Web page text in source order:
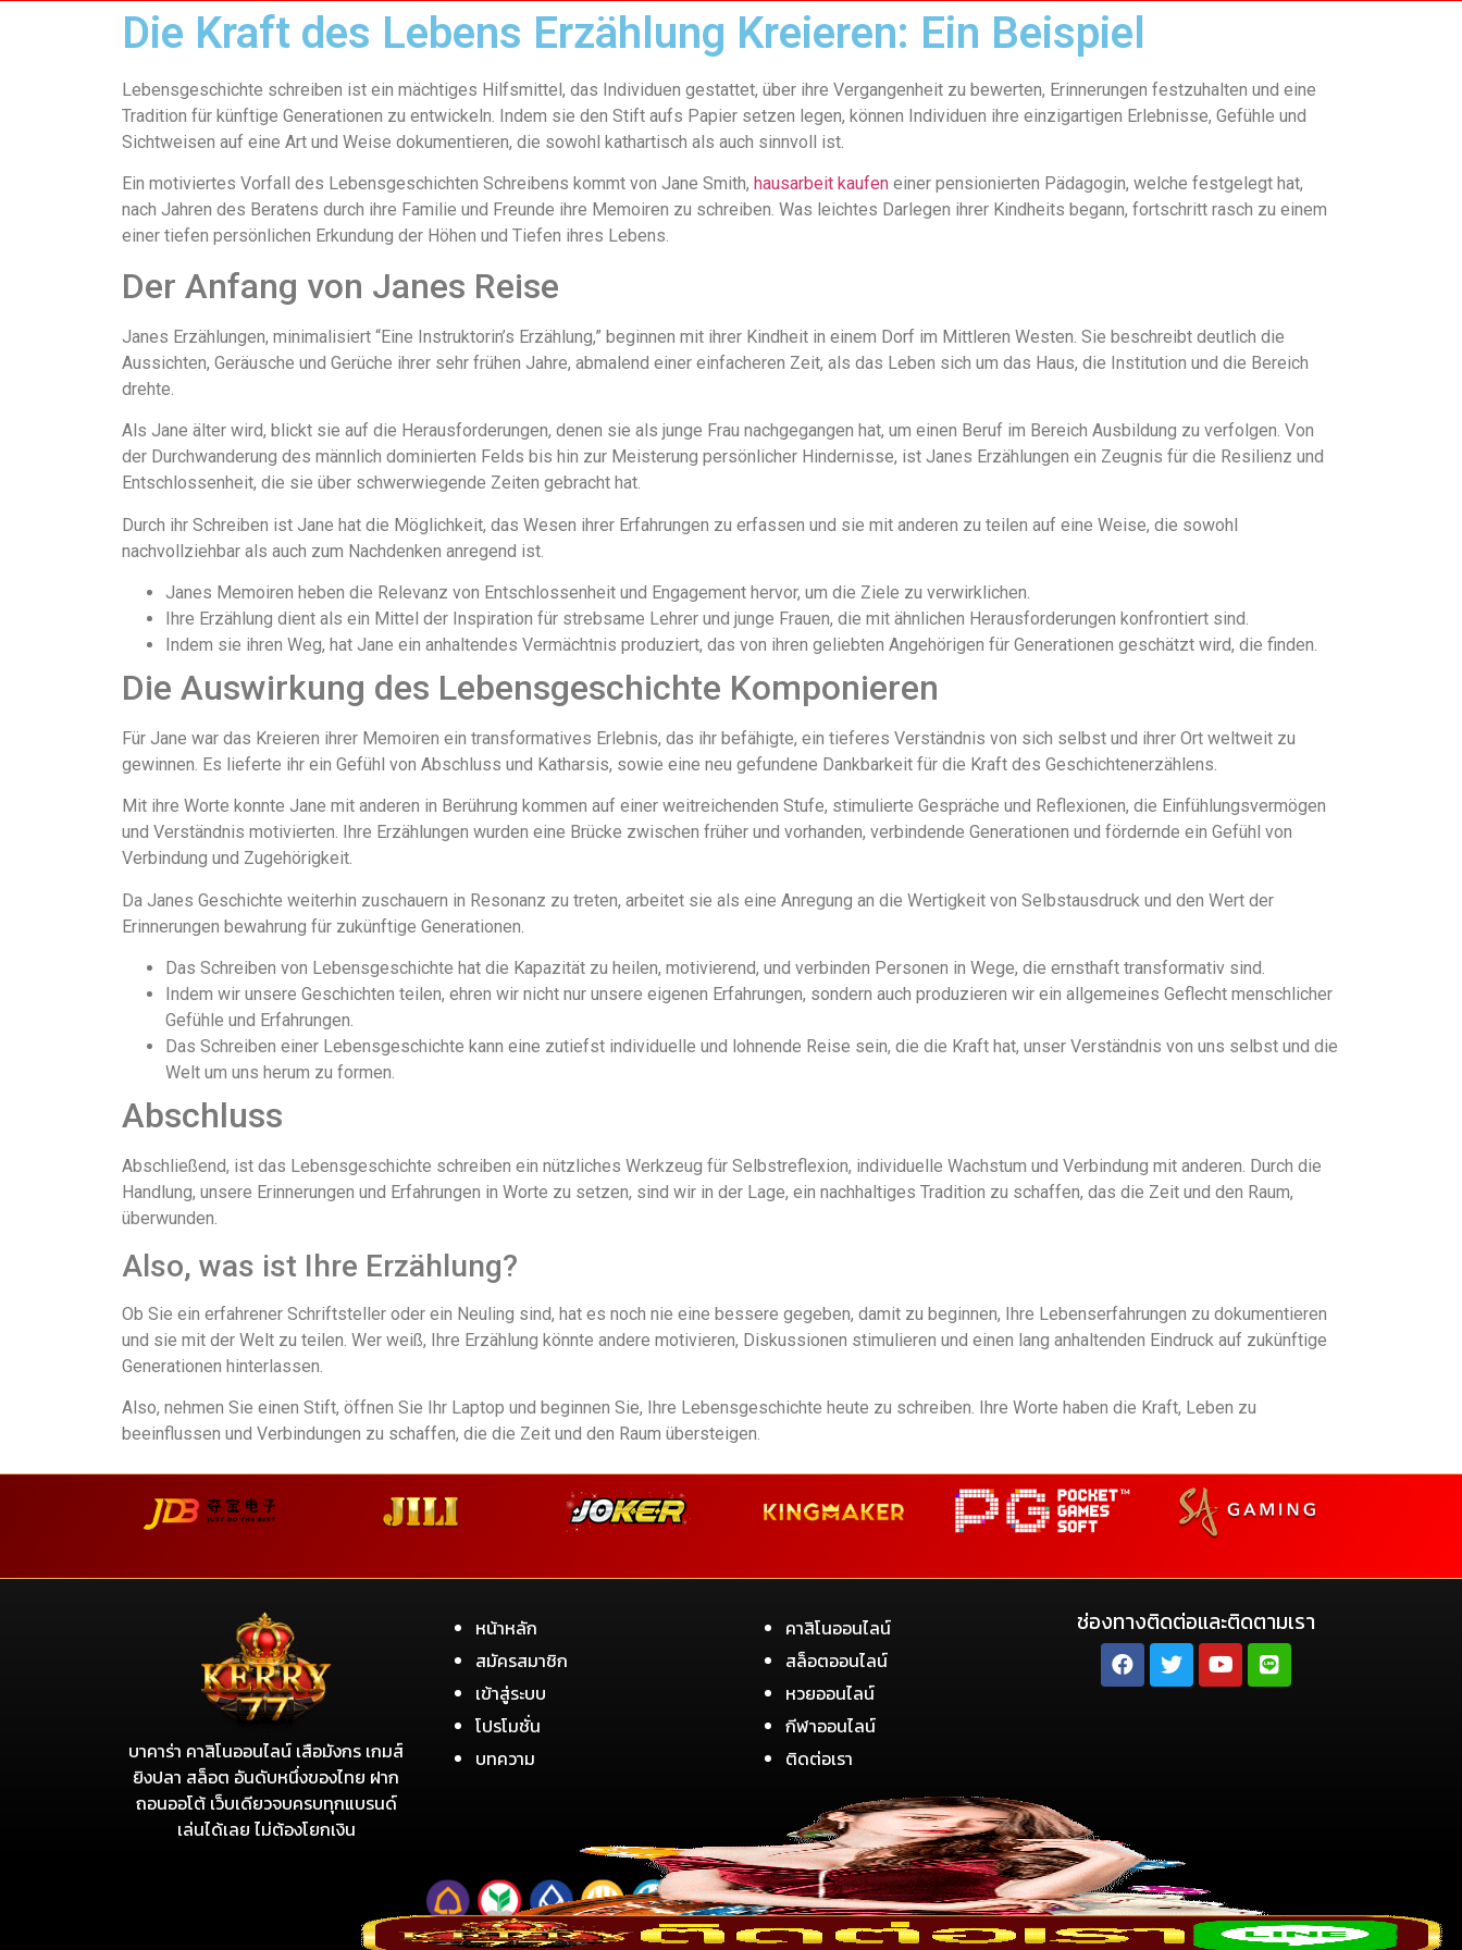
Die Kraft des Lebens Erzählung Kreieren: Ein Beispiel
Lebensgeschichte schreiben ist ein mächtiges Hilfsmittel, das Individuen gestattet, über ihre Vergangenheit zu bewerten, Erinnerungen festzuhalten und eine
Tradition für künftige Generationen zu entwickeln. Indem sie den Stift aufs Papier setzen legen, können Individuen ihre einzigartigen Erlebnisse, Gefühle und
Sichtweisen auf eine Art und Weise dokumentieren, die sowohl kathartisch als auch sinnvoll ist.
Ein motiviertes Vorfall des Lebensgeschichten Schreibens kommt von Jane Smith, hausarbeit kaufen einer pensionierten Pädagogin, welche festgelegt hat,
nach Jahren des Beratens durch ihre Familie und Freunde ihre Memoiren zu schreiben. Was leichtes Darlegen ihrer Kindheits begann, fortschritt rasch zu einem
einer tiefen persönlichen Erkundung der Höhen und Tiefen ihres Lebens.
Der Anfang von Janes Reise
Janes Erzählungen, minimalisiert “Eine Instruktorin’s Erzählung,” beginnen mit ihrer Kindheit in einem Dorf im Mittleren Westen. Sie beschreibt deutlich die
Aussichten, Geräusche und Gerüche ihrer sehr frühen Jahre, abmalend einer einfacheren Zeit, als das Leben sich um das Haus, die Institution und die Bereich
drehte.
Als Jane älter wird, blickt sie auf die Herausforderungen, denen sie als junge Frau nachgegangen hat, um einen Beruf im Bereich Ausbildung zu verfolgen. Von
der Durchwanderung des männlich dominierten Felds bis hin zur Meisterung persönlicher Hindernisse, ist Janes Erzählungen ein Zeugnis für die Resilienz und
Entschlossenheit, die sie über schwerwiegende Zeiten gebracht hat.
Durch ihr Schreiben ist Jane hat die Möglichkeit, das Wesen ihrer Erfahrungen zu erfassen und sie mit anderen zu teilen auf eine Weise, die sowohl
nachvollziehbar als auch zum Nachdenken anregend ist.
Janes Memoiren heben die Relevanz von Entschlossenheit und Engagement hervor, um die Ziele zu verwirklichen.
Ihre Erzählung dient als ein Mittel der Inspiration für strebsame Lehrer und junge Frauen, die mit ähnlichen Herausforderungen konfrontiert sind.
Indem sie ihren Weg, hat Jane ein anhaltendes Vermächtnis produziert, das von ihren geliebten Angehörigen für Generationen geschätzt wird, die finden.
Die Auswirkung des Lebensgeschichte Komponieren
Für Jane war das Kreieren ihrer Memoiren ein transformatives Erlebnis, das ihr befähigte, ein tieferes Verständnis von sich selbst und ihrer Ort weltweit zu
gewinnen. Es lieferte ihr ein Gefühl von Abschluss und Katharsis, sowie eine neu gefundene Dankbarkeit für die Kraft des Geschichtenerzählens.
Mit ihre Worte konnte Jane mit anderen in Berührung kommen auf einer weitreichenden Stufe, stimulierte Gespräche und Reflexionen, die Einfühlungsvermögen
und Verständnis motivierten. Ihre Erzählungen wurden eine Brücke zwischen früher und vorhanden, verbindende Generationen und fördernde ein Gefühl von
Verbindung und Zugehörigkeit.
Da Janes Geschichte weiterhin zuschauern in Resonanz zu treten, arbeitet sie als eine Anregung an die Wertigkeit von Selbstausdruck und den Wert der
Erinnerungen bewahrung für zukünftige Generationen.
Das Schreiben von Lebensgeschichte hat die Kapazität zu heilen, motivierend, und verbinden Personen in Wege, die ernsthaft transformativ sind.
Indem wir unsere Geschichten teilen, ehren wir nicht nur unsere eigenen Erfahrungen, sondern auch produzieren wir ein allgemeines Geflecht menschlicher
Gefühle und Erfahrungen.
Das Schreiben einer Lebensgeschichte kann eine zutiefst individuelle und lohnende Reise sein, die die Kraft hat, unser Verständnis von uns selbst und die
Welt um uns herum zu formen.
Abschluss
Abschließend, ist das Lebensgeschichte schreiben ein nützliches Werkzeug für Selbstreflexion, individuelle Wachstum und Verbindung mit anderen. Durch die
Handlung, unsere Erinnerungen und Erfahrungen in Worte zu setzen, sind wir in der Lage, ein nachhaltiges Tradition zu schaffen, das die Zeit und den Raum,
überwunden.
Also, was ist Ihre Erzählung?
Ob Sie ein erfahrener Schriftsteller oder ein Neuling sind, hat es noch nie eine bessere gegeben, damit zu beginnen, Ihre Lebenserfahrungen zu dokumentieren
und sie mit der Welt zu teilen. Wer weiß, Ihre Erzählung könnte andere motivieren, Diskussionen stimulieren und einen lang anhaltenden Eindruck auf zukünftige
Generationen hinterlassen.
Also, nehmen Sie einen Stift, öffnen Sie Ihr Laptop und beginnen Sie, Ihre Lebensgeschichte heute zu schreiben. Ihre Worte haben die Kraft, Leben zu
beeinflussen und Verbindungen zu schaffen, die die Zeit und den Raum übersteigen.
บาคาร่า คาสิโนออนไลน์ เสือมังกร เกมส์
ยิงปลา สล็อต อันดับหนึ่งของไทย ฝาก
ถอนออโต้ เว็บเดียวจบครบทุกแบรนด์
เล่นได้เลย ไม่ต้องโยกเงิน
หน้าหลัก
สมัครสมาชิก
เข้าสู่ระบบ
โปรโมชั่น
บทความ
คาสิโนออนไลน์
สล็อตออนไลน์
หวยออนไลน์
กีฬาออนไลน์
ติดต่อเรา
ช่องทางติดต่อและติดตามเรา